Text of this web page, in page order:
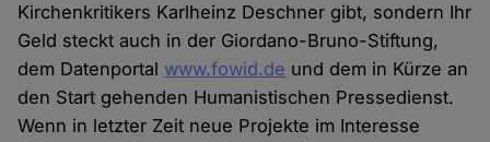
Kirchenkritikers Karlheinz Deschner gibt, sondern Ihr
Geld steckt auch in der Giordano-Bruno-Stiftung,
dem Datenportal www.fowid.de und dem in Kürze an
den Start gehenden Humanistischen Pressedienst.
Wenn in letzter Zeit neue Projekte im Interesse